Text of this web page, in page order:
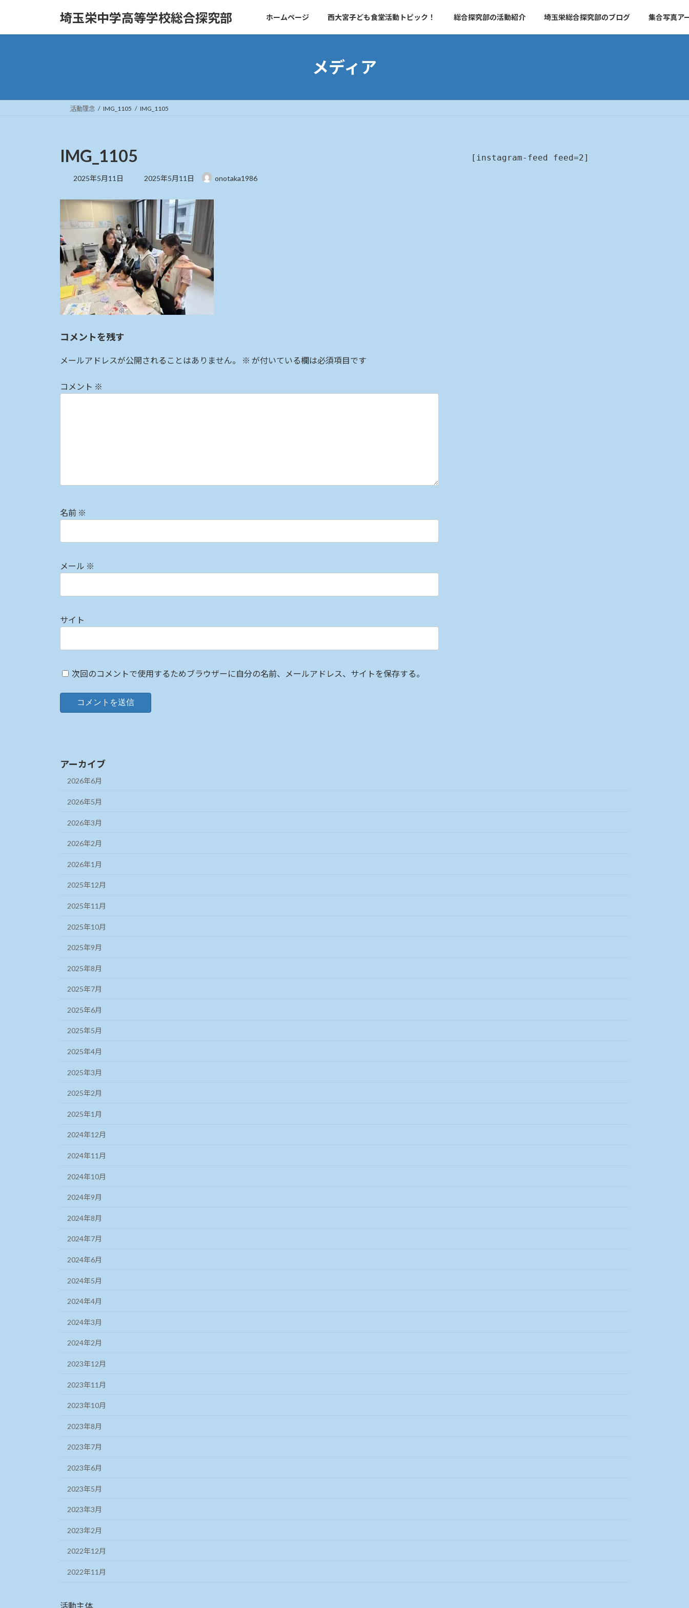
埼玉栄中学高等学校総合探究部 ホームページ 西大宮子ども食堂活動トピック！ 総合探究部の活動紹介 埼玉栄総合探究部のブログ 集合写真ア
メディア
活動理念 IMG_1105 IMG_1105
IMG_1105
2025年5月11日
最
新
日
時
:
2025年5月11日 onotaka1986
コメントを残す
メールアドレスが公開されることはありません。 ※ が付いている欄は必須項目です
コメント ※
名前 ※
メール ※
サイト
次回のコメントで使用するためブラウザーに自分の名前、メールアドレス、サイトを保存する。
[instagram-feed feed=2]
アーカイブ
2026年6月
2026年5月
2026年3月
2026年2月
2026年1月
2025年12月
2025年11月
2025年10月
2025年9月
2025年8月
2025年7月
2025年6月
2025年5月
2025年4月
2025年3月
2025年2月
2025年1月
2024年12月
2024年11月
2024年10月
2024年9月
2024年8月
2024年7月
2024年6月
2024年5月
2024年4月
2024年3月
2024年2月
2023年12月
2023年11月
2023年10月
2023年8月
2023年7月
2023年6月
2023年5月
2023年3月
2023年2月
2022年12月
2022年11月
活動主体